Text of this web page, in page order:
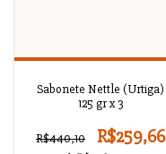
Sabonete Nettle (Urtiga)
125 gr x 3
R$440,10 R$259,66